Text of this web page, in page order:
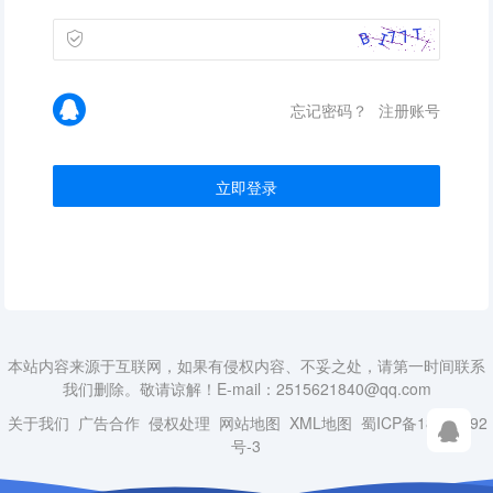
注册账号
忘记密码？
立即登录
本站内容来源于互联网，如果有侵权内容、不妥之处，请第一时间联系
我们删除。敬请谅解！E-mail：2515621840@qq.com
关于我们 广告合作 侵权处理 网站地图 XML地图 蜀ICP备18014492
号-3